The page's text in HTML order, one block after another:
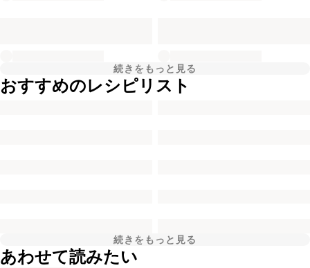
続きをもっと見る
おすすめのレシピリスト
続きをもっと見る
あわせて読みたい